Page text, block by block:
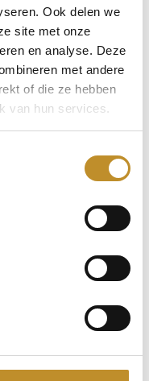
Ook delen we
site met onze
en analyse. Deze
met andere
of die ze hebben
van hun services.